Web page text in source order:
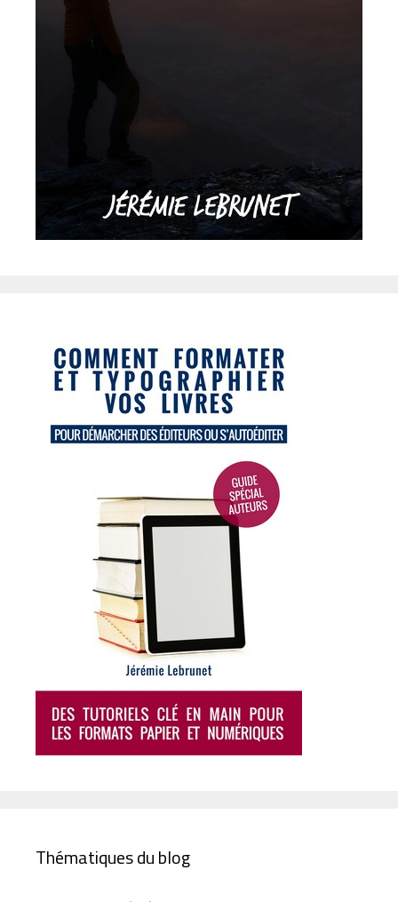
Thématiques du blog